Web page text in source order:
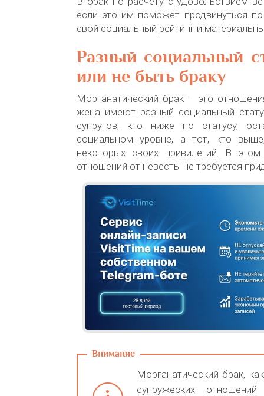
если это им поможет продвинуться
свой социальный рейтинг и
Разный социальный
или не быть браку
Морганатический брак – это
жена имеют разный социальный
супругов, кто ниже по статусу,
социальном уровне, а тот, кто
некоторых своих привилегий. В
отношений от невесты не требуется
Морганатический брак,
супружеских